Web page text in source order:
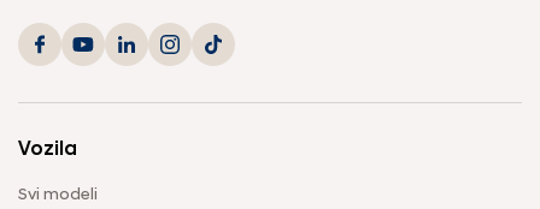
Vozila
Svi modeli